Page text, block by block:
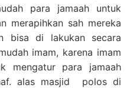
para jamaah untuk
merapihkan sah mereka
bisa di lakukan secara
imam, karena imam
mengatur para jamaah
alas masjid polos di